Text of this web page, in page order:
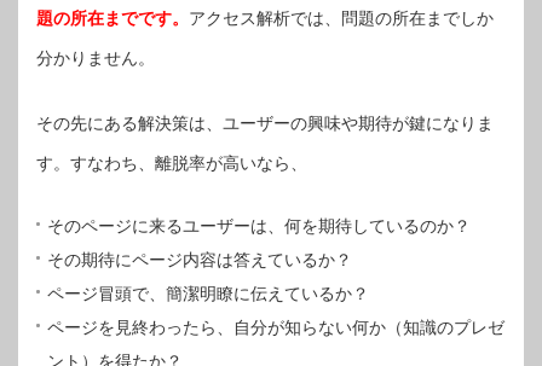
題の所在までです。 アクセス解析では、問題の所在までしか
分かりません。
その先にある解決策は、ユーザーの興味や期待が鍵になりま
す。すなわち、離脱率が高いなら、
そのページに来るユーザーは、何を期待しているのか？
その期待にページ内容は答えているか？
ページ冒頭で、簡潔明瞭に伝えているか？
ページを見終わったら、自分が知らない何か（知識のプレゼ
ント）を得たか？